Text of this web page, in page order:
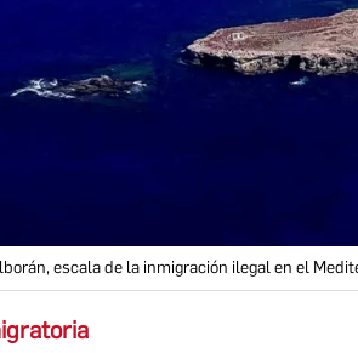
escala de la inmigración ilegal en el